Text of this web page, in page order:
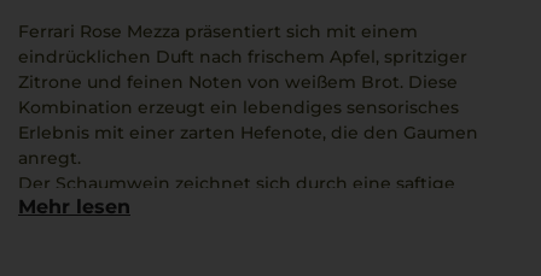
Ferrari Rose Mezza präsentiert sich mit einem
eindrücklichen Duft nach frischem Apfel, spritziger
Zitrone und feinen Noten von weißem Brot. Diese
Kombination erzeugt ein lebendiges sensorisches
Erlebnis mit einer zarten Hefenote, die den Gaumen
anregt.
Der Schaumwein zeichnet sich durch eine saftige
Fruchtigkeit gepaart mit vielschichtiger Zitronenfrische
Mehr lesen